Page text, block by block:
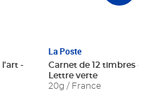
l'art -
La Poste
Carnet de 12 timbres - Le
Lettre verte
20g / France